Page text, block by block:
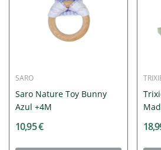
SARO
Saro Nature Toy Bunny
Azul +4M
10,95 €